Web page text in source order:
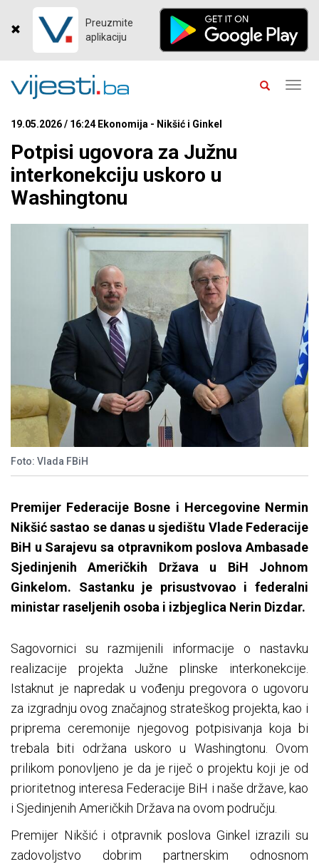
Preuzmite
aplikaciju
19.05.2026 / 16:24 Ekonomija - Nikšić i Ginkel
Potpisi ugovora za Južnu
interkonekciju uskoro u
Washingtonu
Foto: Vlada FBiH
Premijer Federacije Bosne i Hercegovine Nermin
Nikšić sastao se danas u sjedištu Vlade Federacije
BiH u Sarajevu sa otpravnikom poslova Ambasade
Sjedinjenih Američkih Država u BiH Johnom
Ginkelom. Sastanku je prisustvovao i federalni
ministar raseljenih osoba i izbjeglica Nerin Dizdar.
Sagovornici su razmijenili informacije o nastavku
realizacije projekta Južne plinske interkonekcije.
Istaknut je napredak u vođenju pregovora o ugovoru
za izgradnju ovog značajnog strateškog projekta, kao i
priprema ceremonije njegovog potpisivanja koja bi
trebala biti održana uskoro u Washingtonu. Ovom
prilikom ponovljeno je da je riječ o projektu koji je od
prioritetnog interesa Federacije BiH i naše države, kao
i Sjedinjenih Američkih Država na ovom području.
​Premijer Nikšić i otpravnik poslova Ginkel izrazili su
zadovoljstvo dobrim partnerskim odnosnom